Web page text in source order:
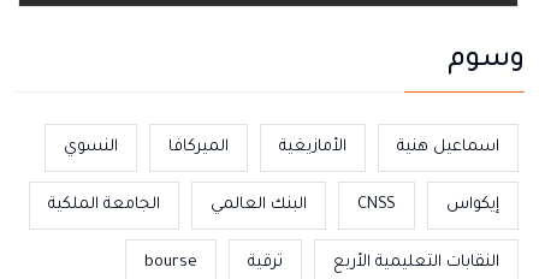
وسوم
اسماعيل هنية الأمازيغية الميركافا النسوي
إيكواس CNSS البنك العالمي الجامعة الملكية
النقابات التعليمية الأربع ترقية bourse